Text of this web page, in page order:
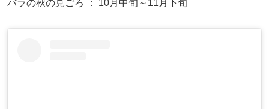
バラの秋の見ごろ ： 10月中旬～11月下旬